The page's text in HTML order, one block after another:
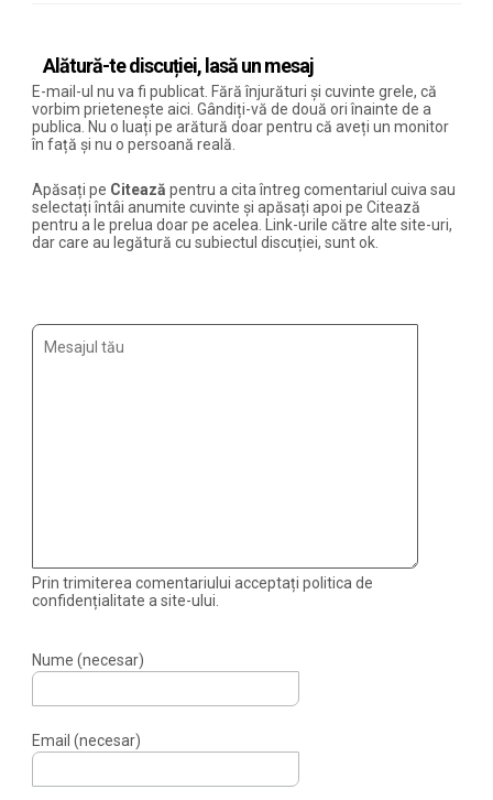
Alătură-te discuției, lasă un mesaj
E-mail-ul nu va fi publicat. Fără înjurături și cuvinte grele, că
vorbim prietenește aici. Gândiți-vă de două ori înainte de a
publica. Nu o luați pe arătură doar pentru că aveți un monitor
în față și nu o persoană reală.
Apăsați pe Citează pentru a cita întreg comentariul cuiva sau
selectați întâi anumite cuvinte și apăsați apoi pe Citează
pentru a le prelua doar pe acelea. Link-urile către alte site-uri,
dar care au legătură cu subiectul discuției, sunt ok.
Prin trimiterea comentariului acceptați politica de
confidențialitate a site-ului.
Nume (necesar)
Email (necesar)